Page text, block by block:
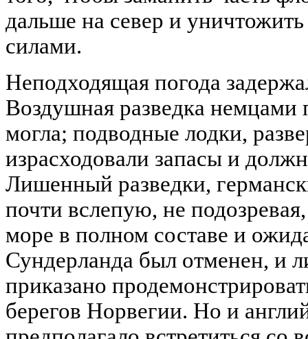
дальше на север и
силами.
Неподходящая погода
Воздушная разведка немцами
могла; подводные лодки,
израсходовали запасы и
Лишенный разведки,
почти вслепую, не
море в полном составе и
Сундерланда был отменен, и
приказано
берегов Норвегии. Но и